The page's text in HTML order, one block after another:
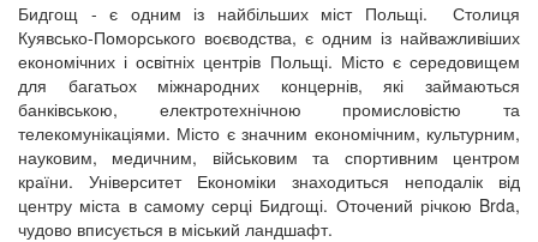
Бидгощ - є одним із найбільших міст Польщі. Столиця
Куявсько-Поморського воєводства, є одним із найважливіших
економічних і освітніх центрів Польщі. Місто є середовищем
для багатьох міжнародних концернів, які займаються
банківською, електротехнічною промисловістю та
телекомунікаціями. Місто є значним економічним, культурним,
науковим, медичним, військовим та спортивним центром
країни. Університет Економіки знаходиться неподалік від
центру міста в самому серці Бидгощі. Оточений річкою Brda,
чудово вписується в міський ландшафт.